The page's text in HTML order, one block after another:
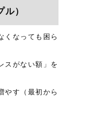
）
くなっても困ら
スがない額」を
やす（最初から